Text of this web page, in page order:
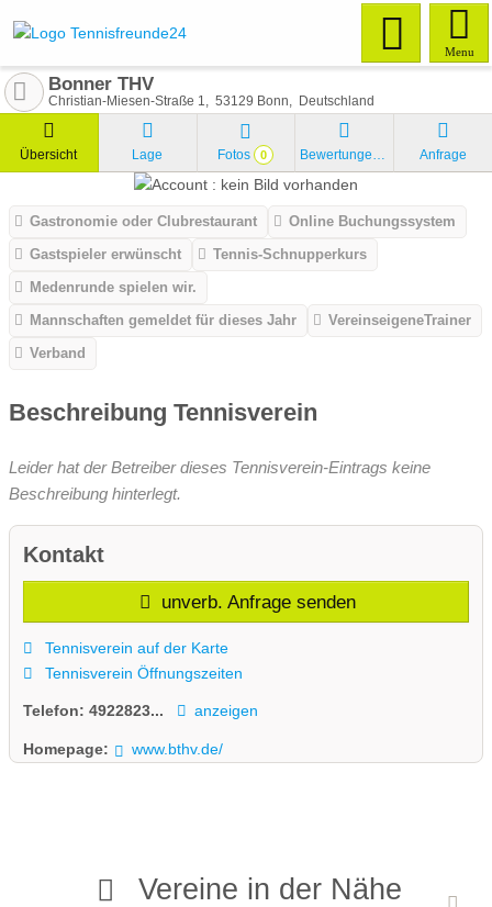
Menu
Bonner THV
Christian-Miesen-Straße 1 53129 Bonn Deutschland
Übersicht Lage Fotos 0 Bewertungen Anfrage
Gastronomie oder Clubrestaurant
Online Buchungssystem
Gastspieler erwünscht
Tennis-Schnupperkurs
Medenrunde spielen wir.
Mannschaften gemeldet für dieses Jahr
VereinseigeneTrainer
Verband
Beschreibung Tennisverein
Leider hat der Betreiber dieses Tennisverein-Eintrags keine
Beschreibung hinterlegt.
Kontakt
unverb. Anfrage senden
Tennisverein auf der Karte
Tennisverein Öffnungszeiten
Telefon: 4922823... anzeigen
Homepage: www.bthv.de/
Vereine in der Nähe